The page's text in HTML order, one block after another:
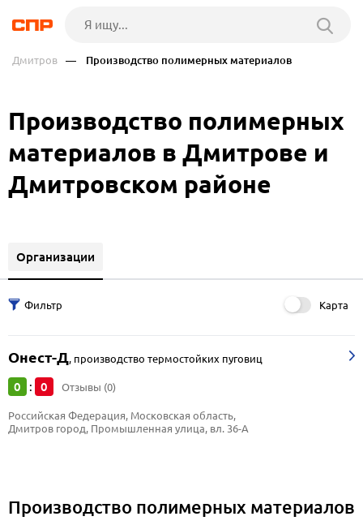
Дмитров — Производство полимерных материалов
Производство полимерных
материалов в Дмитрове и
Дмитровском районе
Организации
Карта
Онест-Д, производство термостойких пуговиц
0 : 0 Отзывы (0)
Российская Федерация, Московская область,
Дмитров город, Промышленная улица, вл. 36-А
Производство полимерных материалов